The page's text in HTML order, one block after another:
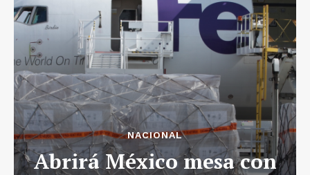
NACIONAL
Abrirá México mesa con